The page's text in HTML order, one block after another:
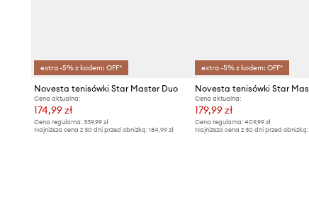
extra -5% z kodem: OFF*
Novesta tenisówki Star Master Duo
Cena aktualna:
174,99 zł
Cena regularna: 339,99 zł
Najniższa cena z 30 dni przed obniżką: 184,99 zł
extra -5% z kodem: OFF*
Cena aktualna:
179,99 zł
Cena regularna:409,99 zł
Najniższa cena z 30 dni przed obniżką: